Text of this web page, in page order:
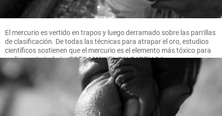
El mercurio es vertido en trapos y luego derramado sobre las parrillas
de clasificación. De todas las técnicas para atrapar el oro, estudios
científicos sostienen que el mercurio es el elemento más tóxico para
realizar este trabajo. FOTO MANUEL SALDARRIAGA